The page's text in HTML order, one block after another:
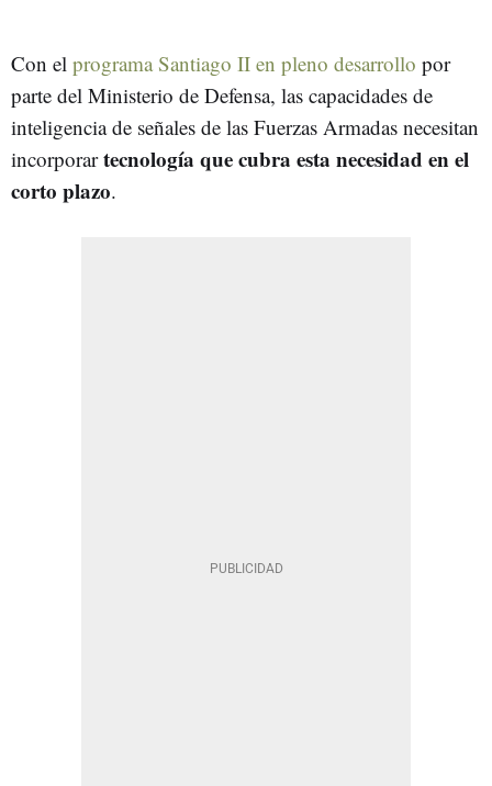
Con el programa Santiago II en pleno desarrollo por
parte del Ministerio de Defensa, las capacidades de
inteligencia de señales de las Fuerzas Armadas necesitan
incorporartecnología que cubra esta necesidad en el
corto plazo.